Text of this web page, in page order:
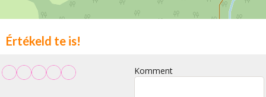
Értékeld te is!
Komment